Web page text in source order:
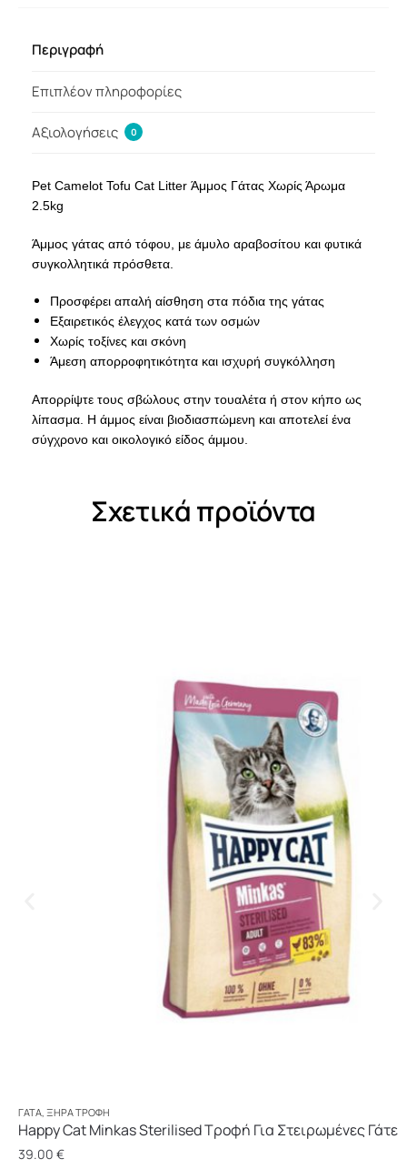
Περιγραφή
Επιπλέον πληροφορίες
Αξιολογήσεις 0
Pet Camelot Tofu Cat Litter Άμμος Γάτας Χωρίς Άρωμα
2.5kg
Άμμος γάτας από τόφου, με άμυλο αραβοσίτου και φυτικά
συγκολλητικά πρόσθετα.
Προσφέρει απαλή αίσθηση στα πόδια της γάτας
Εξαιρετικός έλεγχος κατά των οσμών
Χωρίς τοξίνες και σκόνη
Άμεση απορροφητικότητα και ισχυρή συγκόλληση
Απορρίψτε τους σβώλους στην τουαλέτα ή στον κήπο ως
λίπασμα. Η άμμος είναι βιοδιασπώμενη και αποτελεί ένα
σύγχρονο και οικολογικό είδος άμμου.
Σχετικά προϊόντα
ΓΆΤΑ, ΞΗΡΆ ΤΡΟΦΉ
Happy Cat Minkas Sterilised Τροφή Για Στειρωμένες
39.00 €